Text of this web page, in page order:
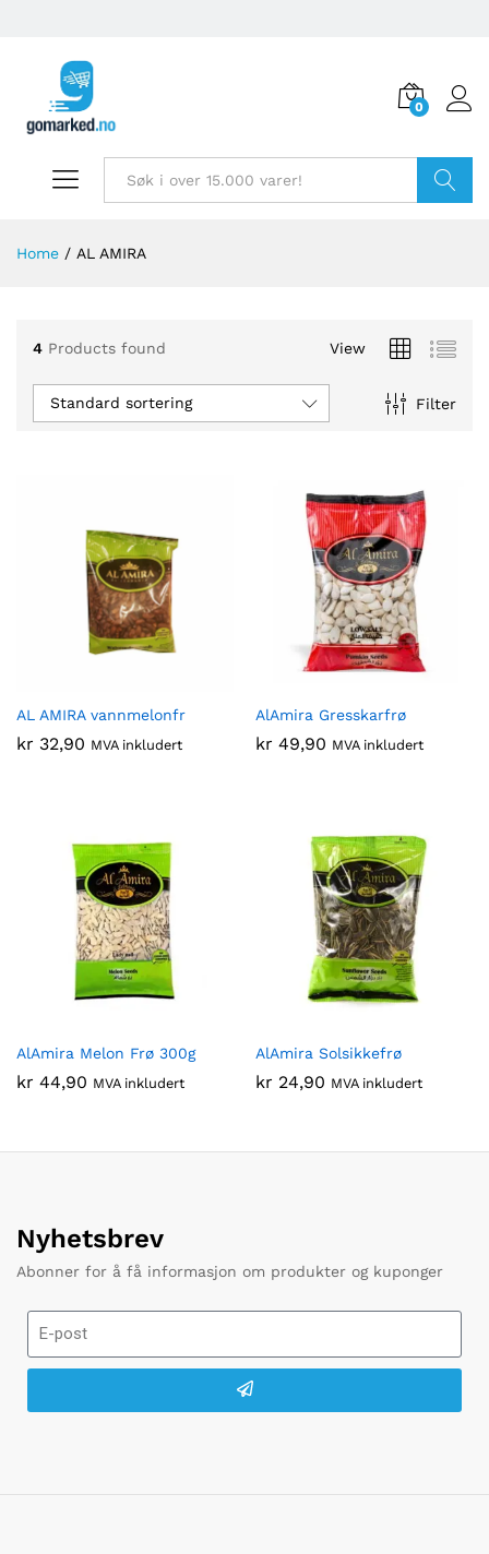
0
Home / AL AMIRA
4 Products found View
Filter
Standard sortering
AL AMIRA vannmelonfr
kr 32,90 MVA inkludert
AlAmira Gresskarfrø
kr 49,90 MVA inkludert
AlAmira Melon Frø 300g
kr 44,90 MVA inkludert
AlAmira Solsikkefrø
kr 24,90 MVA inkludert
Nyhetsbrev
Abonner for å få informasjon om produkter og kuponger